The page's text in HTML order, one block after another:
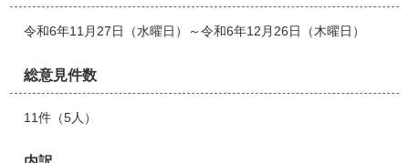
令和6年11月27日（水曜日）～令和6年12月26日（木曜日）
総意見件数
11件（5人）